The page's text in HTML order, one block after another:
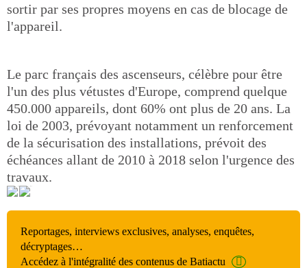
sortir par ses propres moyens en cas de blocage de
l'appareil.
Le parc français des ascenseurs, célèbre pour être
l'un des plus vétustes d'Europe, comprend quelque
450.000 appareils, dont 60% ont plus de 20 ans. La
loi de 2003, prévoyant notamment un renforcement
de la sécurisation des installations, prévoit des
échéances allant de 2010 à 2018 selon l'urgence des
travaux.
Reportages, interviews exclusives, analyses, enquêtes,
décryptages…
Accédez à l'intégralité des contenus de Batiactu